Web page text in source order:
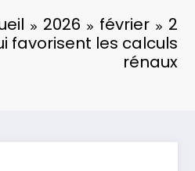
2026 février
2
favorisent les calculs
rénaux